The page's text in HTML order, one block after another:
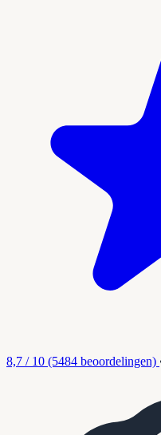
8,7 / 10 (5484 beoordelingen)